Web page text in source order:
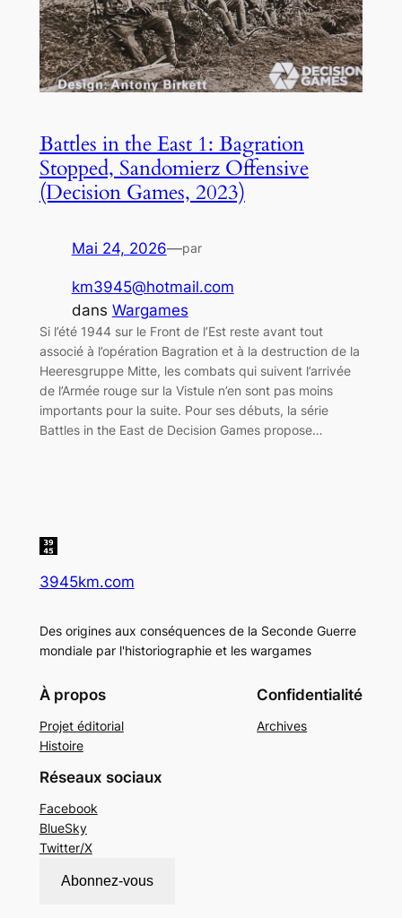
Battles in the East 1: Bagration
Stopped, Sandomierz Offensive
(Decision Games, 2023)
Mai 24, 2026—par
km3945@hotmail.com
dans Wargames
Si l’été 1944 sur le Front de l’Est reste avant tout
associé à l’opération Bagration et à la destruction de la
Heeresgruppe Mitte, les combats qui suivent l’arrivée
de l’Armée rouge sur la Vistule n’en sont pas moins
importants pour la suite. Pour ses débuts, la série
Battles in the East de Decision Games propose…
3945km.com
Des origines aux conséquences de la Seconde Guerre
mondiale par l'historiographie et les wargames
À propos
Projet éditorial
Histoire
Confidentialité
Archives
Réseaux sociaux
Facebook
BlueSky
Twitter/X
Abonnez-vous